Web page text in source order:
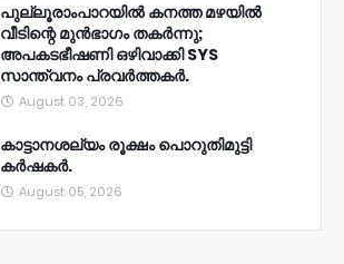
പുല്ലൂരാംപാറയിൽ കനത്ത മഴയിൽ
വീടിന്റെ മുൻഭാഗം തകർന്നു;
അപകടഭീഷണി ഒഴിവാക്കി SYS
സാന്ത്വനം പ്രവർത്തകർ.
August 03, 2026
കാട്ടാനശല്യം രൂക്ഷം പൊറുതിമുട്ടി
കർഷകർ.
August 05, 2026